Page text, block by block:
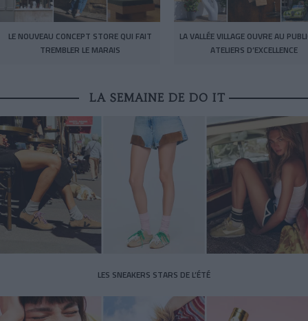
LE NOUVEAU CONCEPT STORE QUI FAIT
TREMBLER LE MARAIS
LA VALLÉE VILLAGE OUVRE AU
ATELIERS D’EXCELLENCE
LA SEMAINE DE DO IT
LES SNEAKERS STARS DE L’ÉTÉ